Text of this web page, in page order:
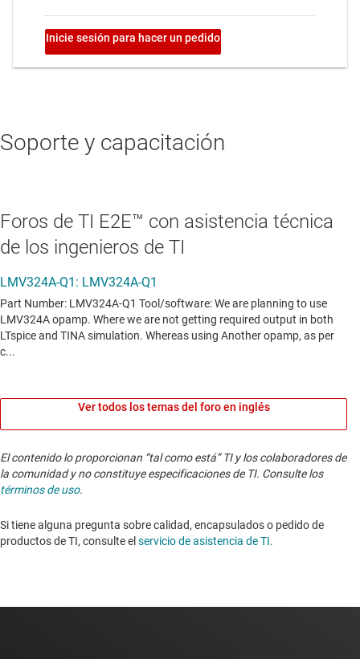
Soporte y capacitación
Foros de TI E2E™ con asistencia técnica
de los ingenieros de TI
Ver todos los temas del foro en inglés
El contenido lo proporcionan “tal como está” TI y los colaboradores de
la comunidad y no constituye especificaciones de TI. Consulte los
términos de uso.
Si tiene alguna pregunta sobre calidad, encapsulados o pedido de
productos de TI, consulte el servicio de asistencia de TI. ​​​​​​​​​​​​​​